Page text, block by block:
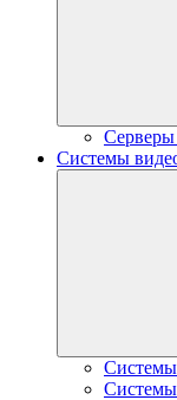
Системы
Системы